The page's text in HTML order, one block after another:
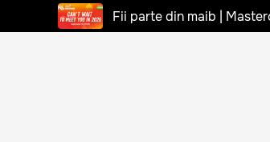
Fii parte din maib |